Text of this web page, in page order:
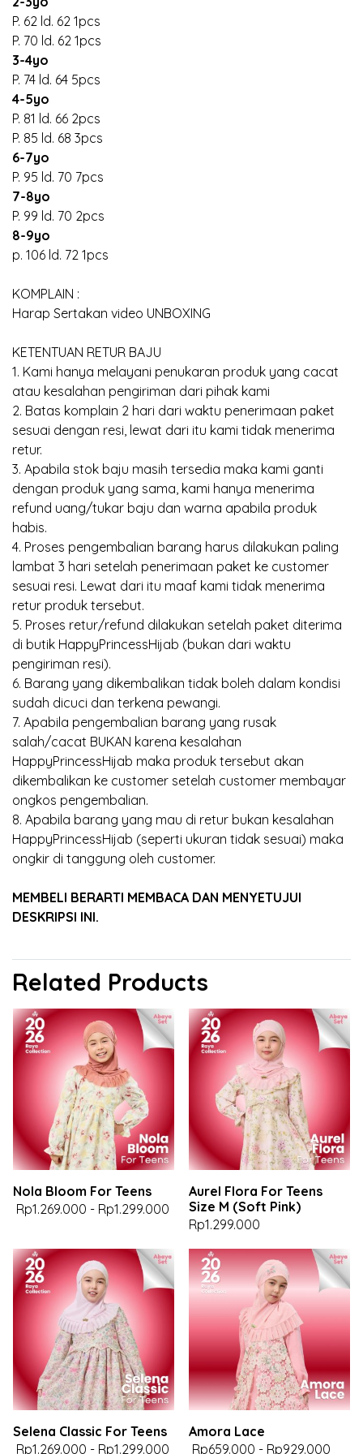
P. 62 ld. 62 1pcs
P. 70 ld. 62 1pcs
3-4yo
P. 74 ld. 64 5pcs
4-5yo
P. 81 ld. 66 2pcs
P. 85 ld. 68 3pcs
6-7yo
P. 95 ld. 70 7pcs
7-8yo
P. 99 ld. 70 2pcs
8-9yo
p. 106 ld. 72 1pcs
KOMPLAIN :
Harap Sertakan video UNBOXING
KETENTUAN RETUR BAJU
1. Kami hanya melayani penukaran produk yang cacat
atau kesalahan pengiriman dari pihak kami
2. Batas komplain 2 hari dari waktu penerimaan paket
sesuai dengan resi, lewat dari itu kami tidak menerima
retur.
3. Apabila stok baju masih tersedia maka kami ganti
dengan produk yang sama, kami hanya menerima
refund uang/tukar baju dan warna apabila produk
habis.
4. Proses pengembalian barang harus dilakukan paling
lambat 3 hari setelah penerimaan paket ke customer
sesuai resi. Lewat dari itu maaf kami tidak menerima
retur produk tersebut.
5. Proses retur/refund dilakukan setelah paket diterima
di butik HappyPrincessHijab (bukan dari waktu
pengiriman resi).
6. Barang yang dikembalikan tidak boleh dalam kondisi
sudah dicuci dan terkena pewangi.
7. Apabila pengembalian barang yang rusak
salah/cacat BUKAN karena kesalahan
HappyPrincessHijab maka produk tersebut akan
dikembalikan ke customer setelah customer membayar
ongkos pengembalian.
8. Apabila barang yang mau di retur bukan kesalahan
HappyPrincessHijab (seperti ukuran tidak sesuai) maka
ongkir di tanggung oleh customer.
MEMBELI BERARTI MEMBACA DAN MENYETUJUI
DESKRIPSI INI.
Related Products
Nola Bloom For Teens
Rp1.269.000 - Rp1.299.000
Aurel Flora For Teens
Size M (Soft Pink)
Rp1.299.000
Selena Classic For Teens
Rp1.269.000 - Rp1.299.000
Amora Lace
Rp659.000 - Rp929.000